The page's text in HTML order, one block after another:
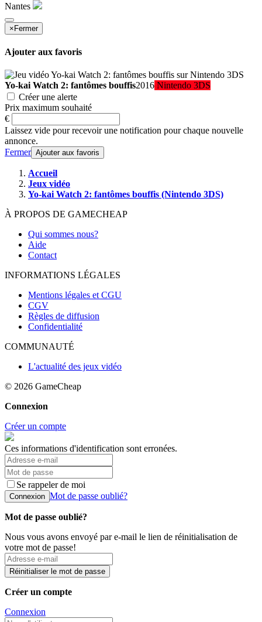
Nantes
× Fermer
Ajouter aux favoris
Yo-kai Watch 2: fantômes bouffis2016 Nintendo 3DS
Créer une alerte
Prix maximum souhaité
€
Laissez vide pour recevoir une notification pour chaque nouvelle
annonce.
Fermer Ajouter aux favoris
Accueil
Jeux vidéo
Yo-kai Watch 2: fantômes bouffis (Nintendo 3DS)
À PROPOS DE GAMECHEAP
Qui sommes nous?
Aide
Contact
INFORMATIONS LÉGALES
Mentions légales et CGU
CGV
Règles de diffusion
Confidentialité
COMMUNAUTÉ
L'actualité des jeux vidéo
© 2026 GameCheap
Connexion
Créer un compte
Ces informations d'identification sont erronées.
Se rappeler de moi
Connexion Mot de passe oublié?
Mot de passe oublié?
Nous vous avons envoyé par e-mail le lien de réinitialisation de
votre mot de passe!
Réinitialiser le mot de passe
Créer un compte
Connexion